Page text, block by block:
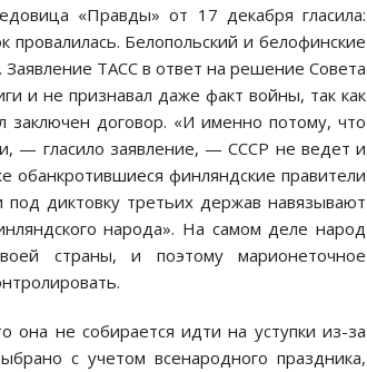
«Правды» от 17 декабря гласила:
провалилась. Белопольский и белофинские
ТАСС в ответ на решение Совета
и не признавал даже факт войны, так как
заключен договор. «И именно потому, что
— гласило заявление, — СССР не ведет и
обанкротившиеся финляндские правители
диктовку третьих держав навязывают
народа». На самом деле народ
страны, и поэтому марионеточное
не собирается идти на уступки из-за
с учетом всенародного праздника,